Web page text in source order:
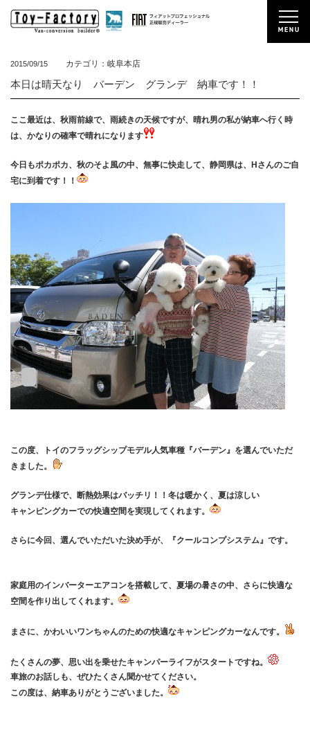
2015/09/15 カテゴリ：岐阜本店
本日は晴天なり バーデン グランデ 納車です！！
ここ最近は、秋雨前線で、雨続きの天候ですが、晴れ男の私が納車へ行く時
は、かなりの確率で晴れになります
今日もポカポカ、秋のそよ風の中、無事に快走して、静岡県は、Hさんのご自
宅に到着です！！
この度、トイのフラッグシップモデル人気車種『バーデン』を選んでいただ
きました。
グランデ仕様で、断熱効果はバッチリ！！冬は暖かく、夏は涼しい
キャンピングカーでの快適空間を実現してくれます。
さらに今回、選んでいただいた決め手が、『クールコンプシステム』です。
家庭用のインバーターエアコンを搭載して、夏場の暑さの中、さらに快適な
空間を作り出してくれます。
まさに、かわいいワンちゃんのための快適なキャンピングカーなんです。
たくさんの夢、思い出を乗せたキャンパーライフがスタートですね。
車旅のお話しも、ぜひたくさん聞かせてください。
この度は、納車ありがとうございました。